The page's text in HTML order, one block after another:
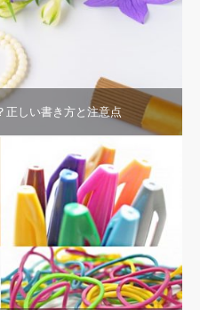
正しい書き方と注意点